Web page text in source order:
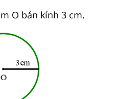
O bán kính 3 cm.